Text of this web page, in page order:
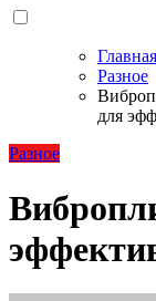
Главная
Разное
для
Разное